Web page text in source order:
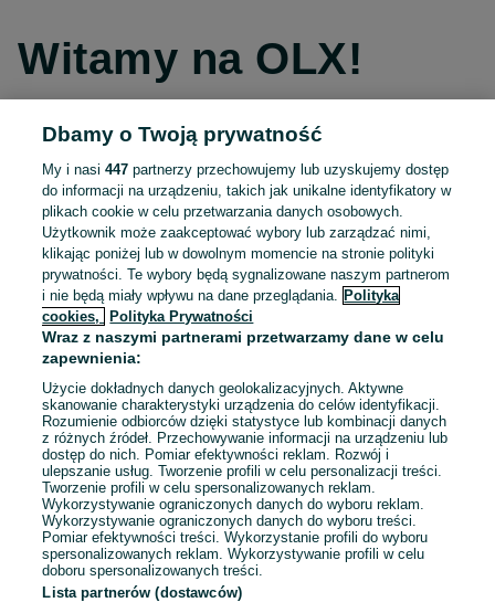
Witamy na OLX!
Kontynuuj przez Facebooka
Kontynuuj przez konto Apple
Kontynuuj przez konto Google
LUB
E-mail
Hasło
Dbamy o Twoją prywatność
My i nasi447 partnerzy przechowujemy lub uzyskujemy dostęp
do informacji na urządzeniu, takich jak unikalne identyfikatory w
plikach cookie w celu przetwarzania danych osobowych.
Użytkownik może zaakceptować wybory lub zarządzać nimi,
klikając poniżej lub w dowolnym momencie na stronie polityki
prywatności. Te wybory będą sygnalizowane naszym partnerom
i nie będą miały wpływu na dane przeglądania.
Polityka
cookies,
Polityka Prywatności
Wraz z naszymi partnerami przetwarzamy dane w celu
zapewnienia:
Użycie dokładnych danych geolokalizacyjnych. Aktywne
skanowanie charakterystyki urządzenia do celów identyfikacji.
Rozumienie odbiorców dzięki statystyce lub kombinacji danych
z różnych źródeł. Przechowywanie informacji na urządzeniu lub
dostęp do nich. Pomiar efektywności reklam. Rozwój i
ulepszanie usług. Tworzenie profili w celu personalizacji treści.
Tworzenie profili w celu spersonalizowanych reklam.
Wykorzystywanie ograniczonych danych do wyboru reklam.
Wykorzystywanie ograniczonych danych do wyboru treści.
Pomiar efektywności treści. Wykorzystanie profili do wyboru
spersonalizowanych reklam. Wykorzystywanie profili w celu
doboru spersonalizowanych treści.
Lista partnerów (dostawców)